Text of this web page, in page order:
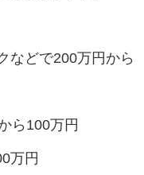
などで200万円から
ら100万円
万円